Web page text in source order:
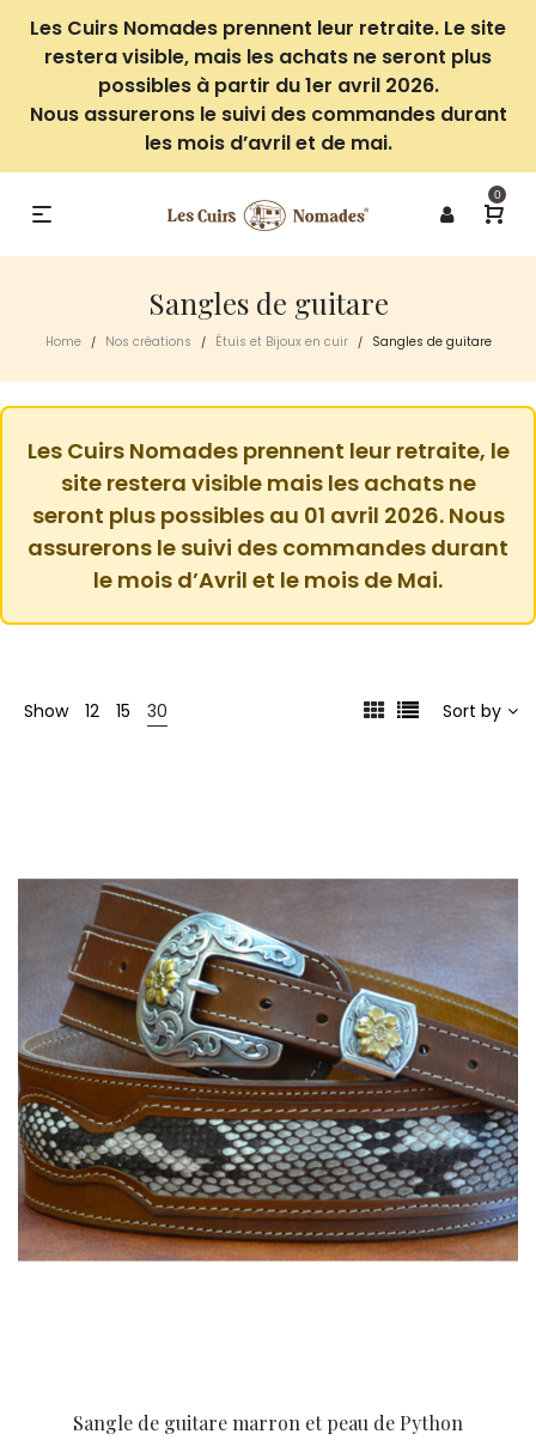
Les Cuirs Nomades prennent leur retraite. Le site
restera visible, mais les achats ne seront plus
possibles à partir du 1er avril 2026.
Nous assurerons le suivi des commandes durant
les mois d’avril et de mai.
0
Sangles de guitare
Home / Nos créations / Étuis et Bijoux en cuir / Sangles de guitare
Les Cuirs Nomades prennent leur retraite, le
site restera visible mais les achats ne
seront plus possibles au 01 avril 2026. Nous
assurerons le suivi des commandes durant
le mois d’Avril et le mois de Mai.
Show 12 15 30 Sort by
Sangle de guitare marron et peau de Python